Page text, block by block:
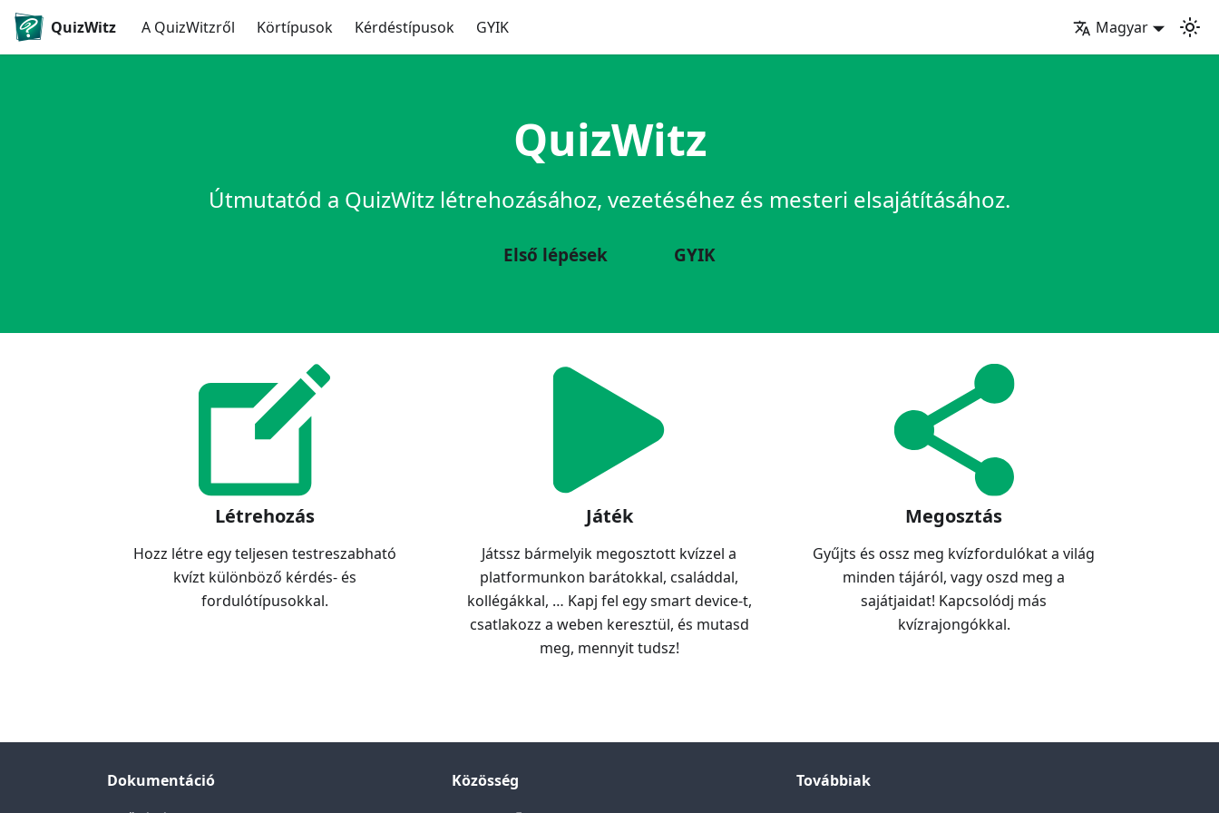
QuizWitz A QuizWitzről Körtípusok Kérdéstípusok GYIK Magyar
QuizWitz
Útmutatód a QuizWitz létrehozásához, vezetéséhez és mesteri elsajátításához.
Első lépések GYIK
Létrehozás
Hozz létre egy teljesen testreszabható
kvízt különböző kérdés- és
fordulótípusokkal.
Játék
Játssz bármelyik megosztott kvízzel a
platformunkon barátokkal, családdal,
kollégákkal, … Kapj fel egy smart device-t,
csatlakozz a weben keresztül, és mutasd
meg, mennyit tudsz!
Megosztás
Gyűjts és ossz meg kvízfordulókat a világ
minden tájáról, vagy oszd meg a
sajátjaidat! Kapcsolódj más
kvízrajongókkal.
Dokumentáció
Közösség
Továbbiak